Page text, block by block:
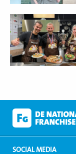
Lees
meer
SOCIAL MEDIA